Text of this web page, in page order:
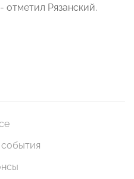
отметил Рязанский.